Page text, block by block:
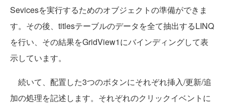
Sevicesを実行するためのオブジェクトの準備ができま
す。その後、titlesテーブルのデータを全て抽出するLINQ
を行い、その結果をGridView1にバインディングして表
示しています。
続いて、配置した3つのボタンにそれぞれ挿入/更新/追
加の処理を記述します。それぞれのクリックイベントに